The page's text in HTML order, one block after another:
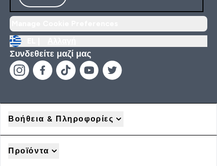
Συνδεθείτε μαζί μας
Βοήθεια & Πληροφορίες
Προϊόντα